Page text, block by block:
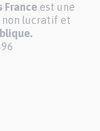
France est une
non lucratif et